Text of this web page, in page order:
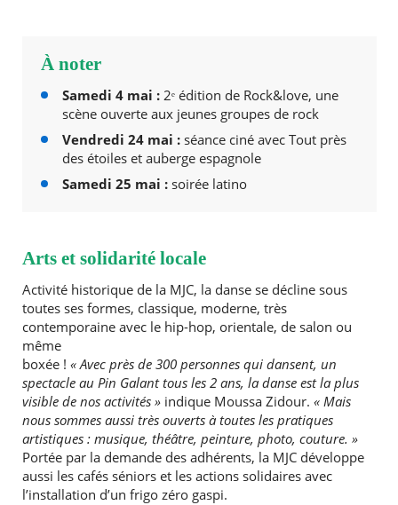
À noter
Samedi 4 mai :2ᵉ édition de Rock&love, une
scène ouverte aux jeunes groupes de rock
Vendredi 24 mai :séance ciné avec Tout près
des étoiles et auberge espagnole
Samedi 25 mai :soirée latino
Arts et solidarité locale
Activité historique de la MJC, la danse se décline sous
toutes ses formes, classique, moderne, très
contemporaine avec le hip-hop, orientale, de salon ou
même
boxée ! « Avec près de 300 personnes qui dansent, un
spectacle au Pin Galant tous les 2 ans, la danse est la plus
visible de nos activités »indique Moussa Zidour. « Mais
nous sommes aussi très ouverts à toutes les pratiques
artistiques : musique, théâtre, peinture, photo, couture. »
Portée par la demande des adhérents, la MJC développe
aussi les cafés séniors et les actions solidaires avec
l’installation d’un frigo zéro gaspi.